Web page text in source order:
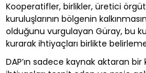
Kooperatifler, birlikler, üretici
kuruluşlarının bölgenin
olduğunu vurgulayan Güray, bu
kurarak ihtiyaçları birlikte
DAP’ın sadece kaynak aktaran